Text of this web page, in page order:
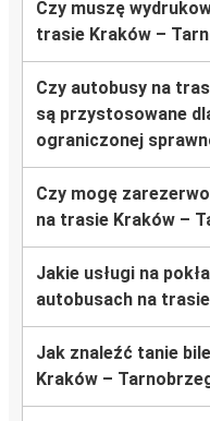
Czy muszę
trasie Kraków –
Czy autobusy na
są przystosowane
ograniczonej
Czy mogę
na trasie Kraków –
Jakie usługi na
autobusach na
Jak znaleźć tanie
Kraków –